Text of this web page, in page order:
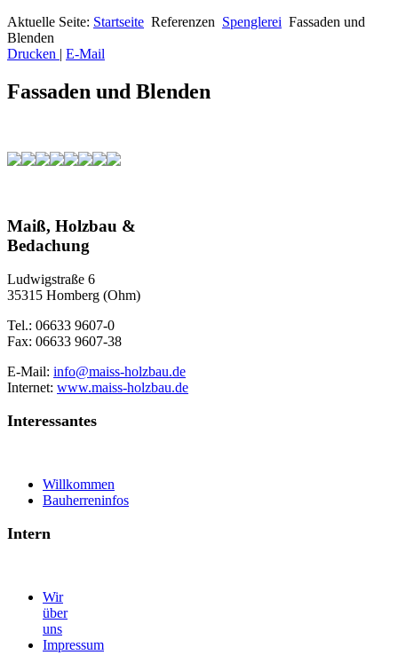
Aktuelle Seite: Startseite Referenzen Spenglerei Fassaden und
Blenden
Drucken | E-Mail
Fassaden und Blenden
Maiß, Holzbau &
Bedachung
Ludwigstraße 6
35315 Homberg (Ohm)
Tel.: 06633 9607-0
Fax: 06633 9607-38
E-Mail: info@maiss-holzbau.de
Internet: www.maiss-holzbau.de
Interessantes
Willkommen
Bauherreninfos
Intern
Wir
über
uns
Impressum